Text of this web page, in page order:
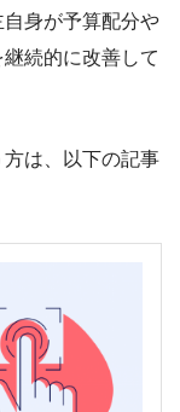
身が予算配分や
続的に改善して
は、以下の記事